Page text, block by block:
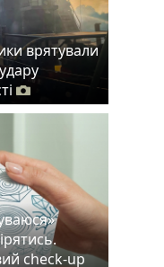
врятували
check-up